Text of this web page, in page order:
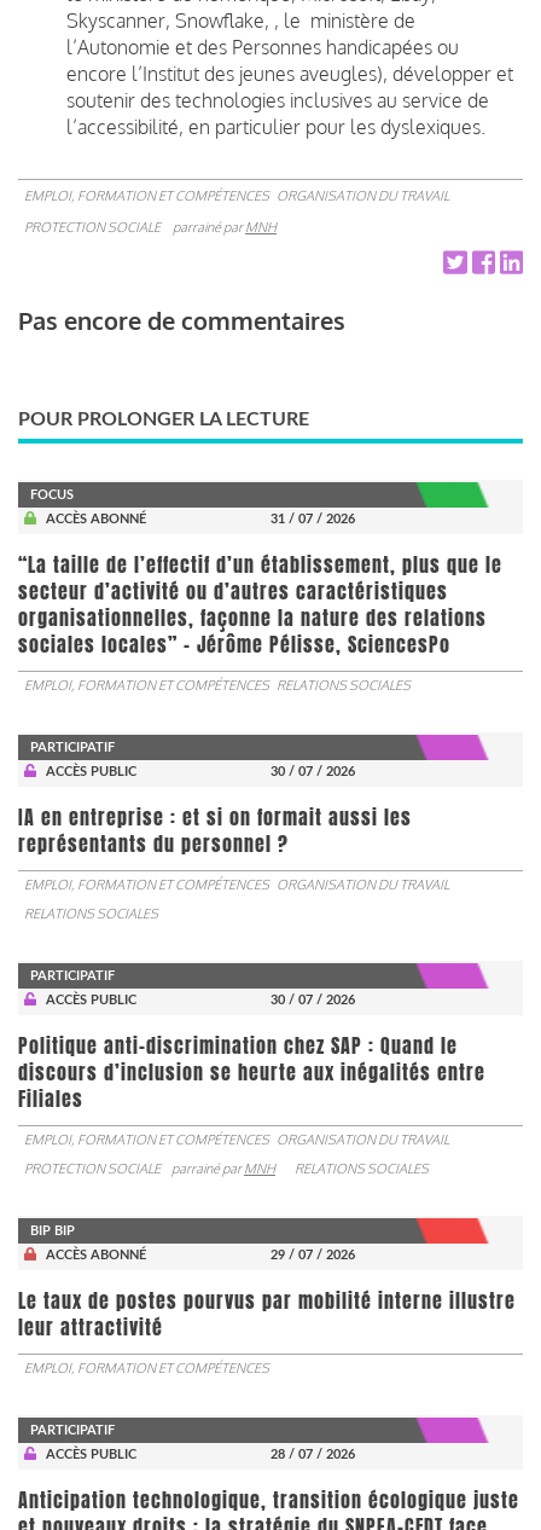
Skyscanner, Snowflake, , le ministère de
l’Autonomie et des Personnes handicapées ou
encore l’Institut des jeunes aveugles), développer et
soutenir des technologies inclusives au service de
l’accessibilité, en particulier pour les dyslexiques.
EMPLOI, FORMATION ET COMPÉTENCES ORGANISATION DU TRAVAIL
PROTECTION SOCIALE
parrainé parMNH
Pas encore de commentaires
POUR PROLONGER LA LECTURE
FOCUS
ACCÈS ABONNÉ
31 / 07 / 2026
“La taille de l’effectif d’un établissement, plus que le
secteur d’activité ou d’autres caractéristiques
organisationnelles, façonne la nature des relations
sociales locales” - Jérôme Pélisse, SciencesPo
EMPLOI, FORMATION ET COMPÉTENCES RELATIONS SOCIALES
PARTICIPATIF
ACCÈS PUBLIC
30 / 07 / 2026
IA en entreprise : et si on formait aussi les
représentants du personnel ?
EMPLOI, FORMATION ET COMPÉTENCES ORGANISATION DU TRAVAIL
RELATIONS SOCIALES
PARTICIPATIF
ACCÈS PUBLIC
30 / 07 / 2026
Politique anti-discrimination chez SAP : Quand le
discours d’inclusion se heurte aux inégalités entre
Filiales
EMPLOI, FORMATION ET COMPÉTENCES ORGANISATION DU TRAVAIL
PROTECTION SOCIALE
parrainé parMNH RELATIONS SOCIALES
BIP BIP
ACCÈS ABONNÉ
29 / 07 / 2026
Le taux de postes pourvus par mobilité interne illustre
leur attractivité
EMPLOI, FORMATION ET COMPÉTENCES
PARTICIPATIF
ACCÈS PUBLIC
28 / 07 / 2026
Anticipation technologique, transition écologique juste